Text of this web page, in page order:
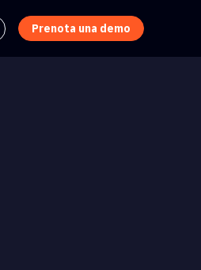
Prenota una demo